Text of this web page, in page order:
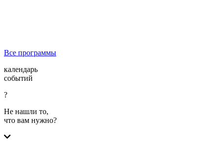
Все программы
календарь
событий
?
Не нашли то,
что вам нужно?